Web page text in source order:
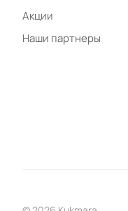
Акции
Наши партнеры